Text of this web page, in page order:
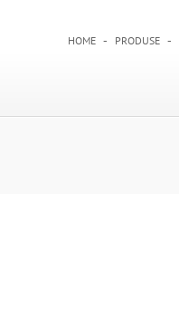
HOME - PRODUSE -